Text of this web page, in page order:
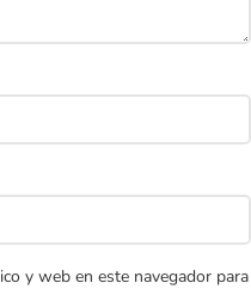
y web en este navegador para